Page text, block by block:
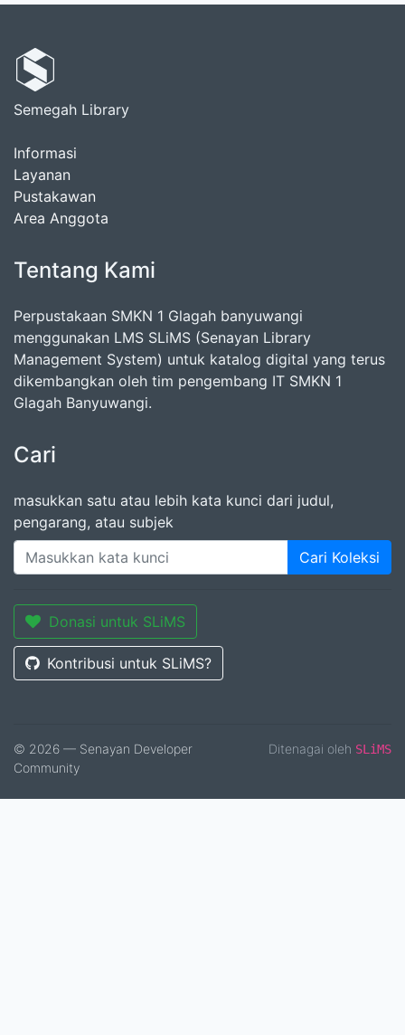
Semegah Library
Informasi
Layanan
Pustakawan
Area Anggota
Tentang Kami
Perpustakaan SMKN 1 Glagah banyuwangi
menggunakan LMS SLiMS (Senayan Library
Management System) untuk katalog digital yang terus
dikembangkan oleh tim pengembang IT SMKN 1
Glagah Banyuwangi.
Cari
masukkan satu atau lebih kata kunci dari judul,
pengarang, atau subjek
Cari Koleksi
Donasi untuk SLiMS
Kontribusi untuk SLiMS?
© 2026 — Senayan Developer
Community
Ditenagai oleh SLiMS